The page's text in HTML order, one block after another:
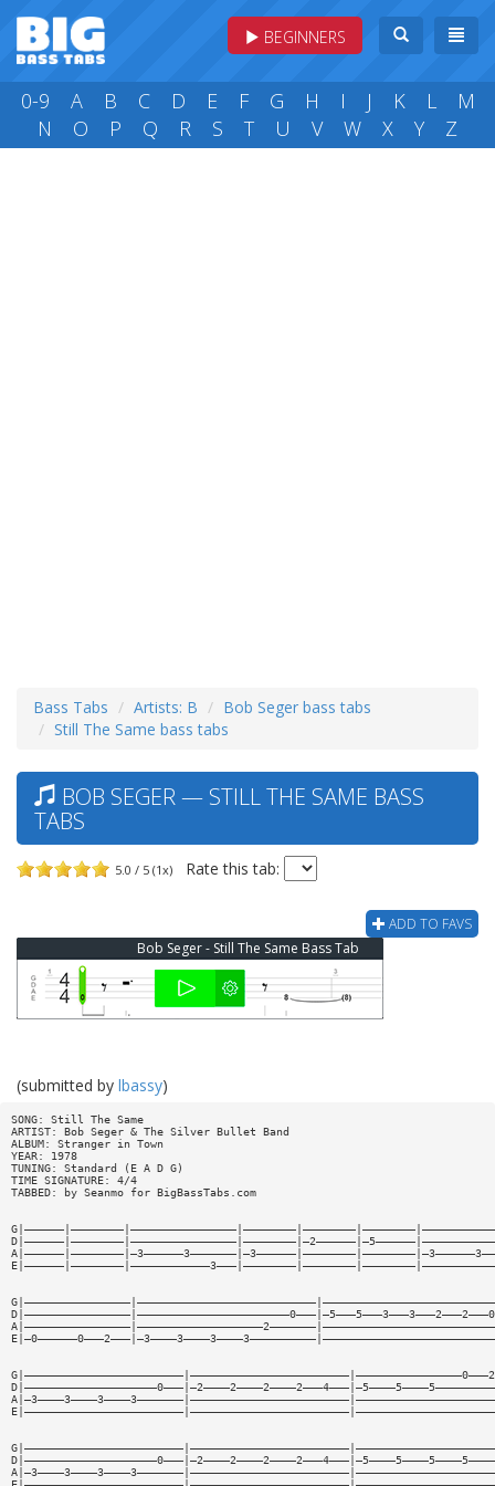
BEGINNERS
0-9 A B C D E F G H I J K L
M
N
O P Q R S T U V W X Y Z
Bass Tabs Artists: B
Bob Seger bass tabs
Still The Same bass tabs
BOB SEGER — STILL THE SAME BASS
TABS
5.0 / 5 (1x) Rate this tab:
ADD TO FAVS
Bob Seger - Still The Same Bass Tab
(submitted by lbassy)
SONG: Still The Same
ARTIST: Bob Seger & The Silver Bullet Band
ALBUM: Stranger in Town
YEAR: 1978
TUNING: Standard (E A D G)
TIME SIGNATURE: 4/4
TABBED: by Seanmo for BigBassTabs.com